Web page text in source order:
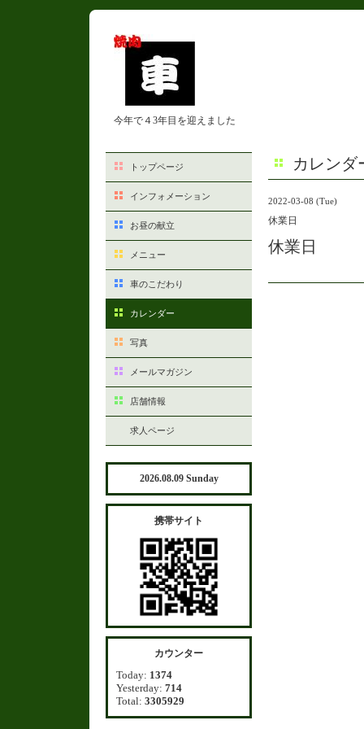
今年で４3年目を迎えました
カレンダ
2022-03-08 (Tue)
休業日
休業日
トップページ
インフォメーション
お昼の献立
メニュー
車のこだわり
カレンダー
写真
メールマガジン
店舗情報
求人ページ
2026.08.09 Sunday
携帯サイト
カウンター
Today: 1374
Yesterday: 714
Total: 3305929